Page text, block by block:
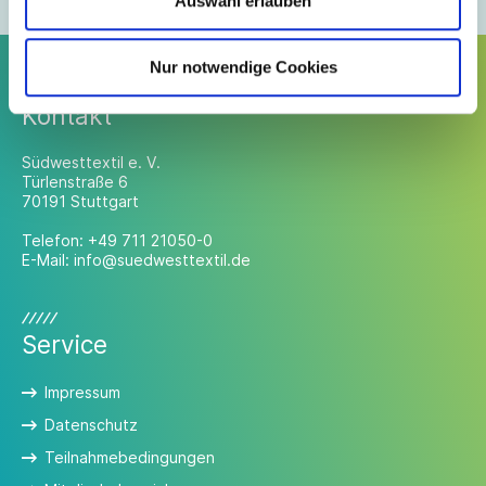
Nur notwendige Cookies
Kontakt
Südwesttextil e. V.
Türlenstraße 6
70191 Stuttgart
Telefon: +49 711 21050-0
E-Mail: info@suedwesttextil.de
Service
Impressum
Datenschutz
Teilnahmebedingungen